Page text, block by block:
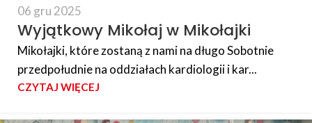
06 gru 2025
Wyjątkowy Mikołaj w Mikołajki
Mikołajki, które zostaną z nami na długo Sobotnie
przedpołudnie na oddziałach kardiologii i kar...
CZYTAJ WIĘCEJ